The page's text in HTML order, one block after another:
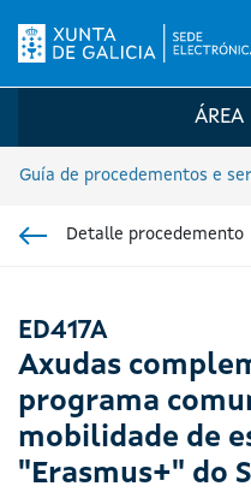
Logo da Sede
ÁREA
Guía de procedementos e
Detalle procedemento
ED417A
Axudas
programa
mobilidade de
"Erasmus+" do